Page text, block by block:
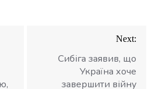
Next:
Сибіга заявив, що
Україна хоче
завершити війну